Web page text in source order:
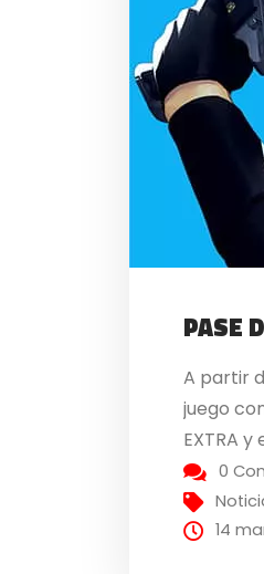
PASE
A partir
juego
EXTRA
0
14